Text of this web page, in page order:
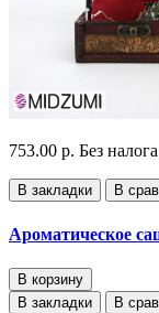
753.00 р. Без
В закладки В
Ароматическое
В корзину
В закладки
В